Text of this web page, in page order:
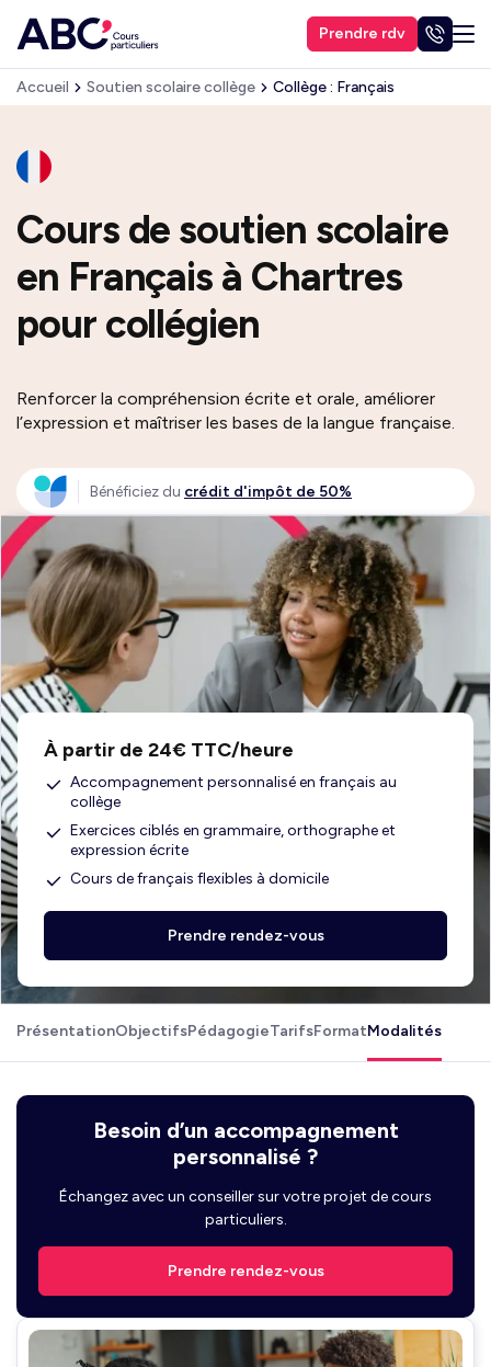
Prendre rdv
Accueil Soutien scolaire collège Collège : Français
Cours de soutien scolaire
en Français à Chartres
pour collégien
Renforcer la compréhension écrite et orale, améliorer
l’expression et maîtriser les bases de la langue française.
Bénéficiez du crédit d'impôt de 50%
À partir de 24€ TTC/heure
Accompagnement personnalisé en français au
collège
Exercices ciblés en grammaire, orthographe et
expression écrite
Cours de français flexibles à domicile
Prendre rendez-vous
PrésentationObjectifsPédagogieTarifsFormatModalités
Besoin d’un accompagnement
personnalisé ?
Échangez avec un conseiller sur votre projet de cours
particuliers.
Prendre rendez-vous